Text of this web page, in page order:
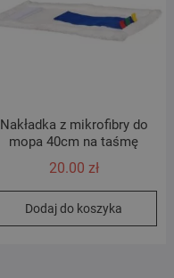
Nakładka z mikrofibry do
mopa 40cm na taśmę
20.00 zł
Dodaj do koszyka